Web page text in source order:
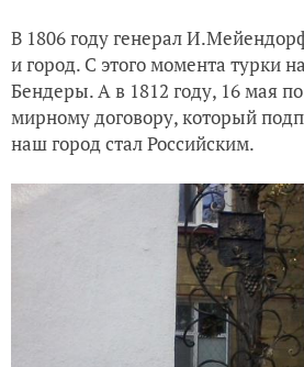
В 1806 году генерал
и город. С этого момента турки
Бендеры. А в 1812 году, 16 мая
мирному договору, который
наш город стал Российским.